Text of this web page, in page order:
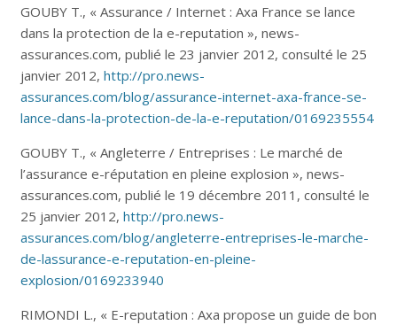
GOUBY T., « Assurance / Internet : Axa France se lance
dans la protection de la e-reputation », news-
assurances.com, publié le 23 janvier 2012, consulté le 25
janvier 2012, http://pro.news-
assurances.com/blog/assurance-internet-axa-france-se-
lance-dans-la-protection-de-la-e-reputation/0169235554
GOUBY T., « Angleterre / Entreprises : Le marché de
l’assurance e-réputation en pleine explosion », news-
assurances.com, publié le 19 décembre 2011, consulté le
25 janvier 2012, http://pro.news-
assurances.com/blog/angleterre-entreprises-le-marche-
de-lassurance-e-reputation-en-pleine-
explosion/0169233940
RIMONDI L., « E-reputation : Axa propose un guide de bon